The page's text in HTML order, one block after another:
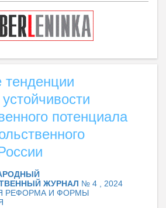
тенденции
потенциала
ЖУРНАЛ № 4 , 2024
РЕФОРМА И ФОРМЫ